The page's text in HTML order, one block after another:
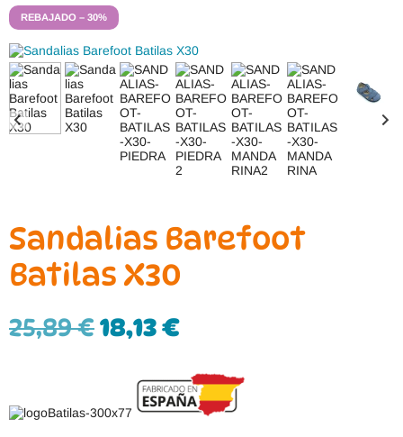
REBAJADO – 30%
Sandalias Barefoot
Batilas X30
25,89€18,13€